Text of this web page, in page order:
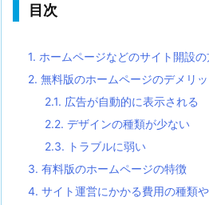
目次
1. ホームページなどのサイト開設
2. 無料版のホームページのデメリッ
2.1. 広告が自動的に表示される
2.2. デザインの種類が少ない
2.3. トラブルに弱い
3. 有料版のホームページの特徴
4. サイト運営にかかる費用の種類